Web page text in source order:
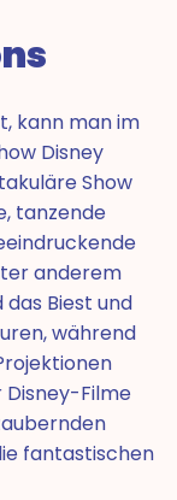
kann man im
Disney
Show
tanzende
anderem
das Biest und
während
Filme
fantastischen